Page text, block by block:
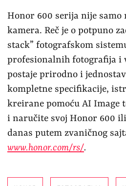
Honor 600 serija nije samo
kamera. Reč je o potpuno
stack” fotografskom
profesionalnih fotografija i
postaje prirodno i
kompletne specifikacije,
kreirane pomoću AI Image
i naručite svoj Honor 600
danas putem zvaničnog
www.honor.com/rs/.